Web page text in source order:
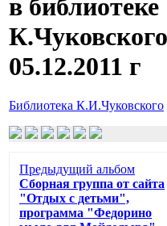
в библиотеке
05.12.2011 г
Библиотека К.И.Чуковского
Предыдущий альбом
Сборная группа от сайта
"Отдых с детьми",
программа "Федорино